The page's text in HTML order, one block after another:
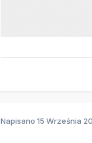
Napisano 15 Września